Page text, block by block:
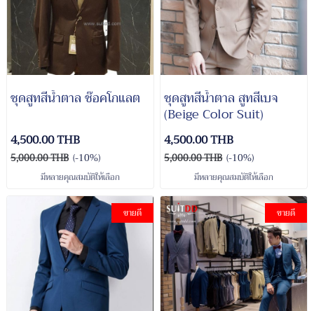
ชุดสูทสีน้ำตาล ช๊อคโกแลต
4,500.00 THB
5,000.00 THB (-10%)
มีหลายคุณสมบัติให้เลือก
ชุดสูทสีน้ำตาล สูทสีเบจ
(Beige Color Suit)
4,500.00 THB
5,000.00 THB (-10%)
มีหลายคุณสมบัติให้เลือก
ขายดี ขายดี